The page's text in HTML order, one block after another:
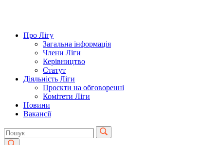
Про Лігу
Загальна інформація
Члени Ліги
Керівництво
Статут
Діяльність Ліги
Проєкти на обговоренні
Комітети Ліги
Новини
Вакансії